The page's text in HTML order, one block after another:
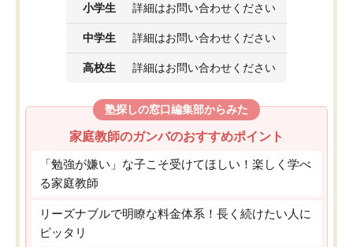
小学生 詳細はお問い合わせください
中学生 詳細はお問い合わせください
高校生 詳細はお問い合わせください
塾探しの窓口編集部からみた
家庭教師のガンバのおすすめポイント
「勉強が嫌い」な子こそ受けてほしい！楽しく学べ
る家庭教師
リーズナブルで明瞭な料金体系！長く続けたい人に
ピッタリ